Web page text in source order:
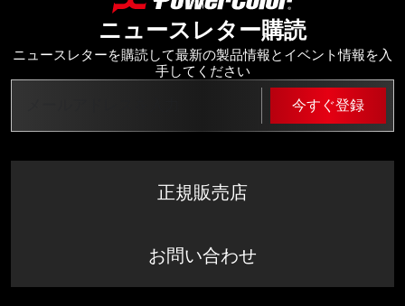
ニュースレター購読
ニュースレターを購読して最新の製品情報とイベント情報を入
手してください
今すぐ登録
正規販売店
お問い合わせ